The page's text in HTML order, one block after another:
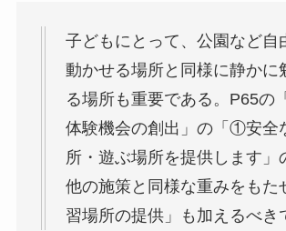
子どもにとって、公園など自
動かせる場所と同様に静かに
る場所も重要である。P65の
体験機会の創出」の「①安全
所・遊ぶ場所を提供します」
他の施策と同様な重みをもた
習場所の提供」も加えるべき